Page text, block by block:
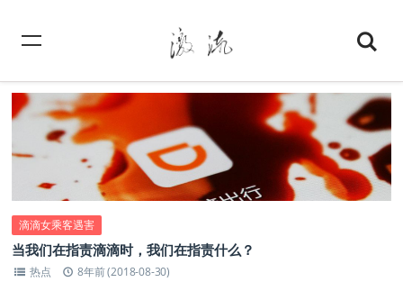
滴滴女乘客遇害
当我们在指责滴滴时，我们在指责什么？
热点 8年前 (2018-08-30)